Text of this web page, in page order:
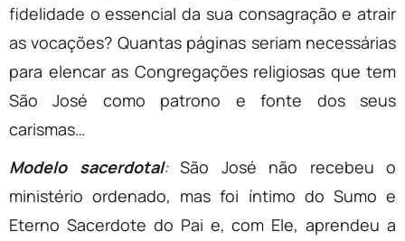
fidelidade o essencial da sua consagração e atrair
as vocações? Quantas páginas seriam necessárias
para elencar as Congregações religiosas que tem
São José como patrono e fonte dos seus
carismas…
Modelo sacerdotal: São José não recebeu o
ministério ordenado, mas foi íntimo do Sumo e
Eterno Sacerdote do Pai e, com Ele, aprendeu a